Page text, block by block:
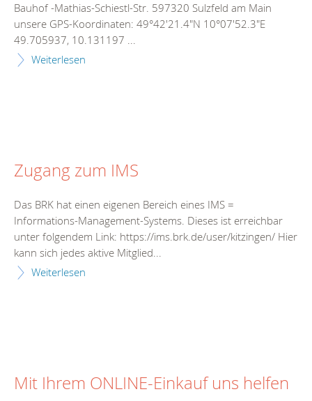
Bauhof -Mathias-Schiestl-Str. 597320 Sulzfeld am Main
unsere GPS-Koordinaten: 49°42'21.4"N 10°07'52.3"E
49.705937, 10.131197 ...
Weiterlesen
Zugang zum IMS
Das BRK hat einen eigenen Bereich eines IMS =
Informations-Management-Systems. Dieses ist erreichbar
unter folgendem Link: https://ims.brk.de/user/kitzingen/ Hier
kann sich jedes aktive Mitglied...
Weiterlesen
Mit Ihrem ONLINE-Einkauf uns helfen